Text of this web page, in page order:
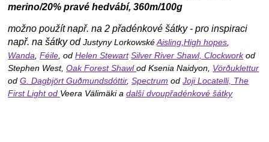
merino/20% pravé hedvábí, 360m/100g
možno použít např. na 2 přadénkové šátky - pro inspiraci
např. na šátky odJustyny LorkowskéAisling,High hopes,
Wanda,Féile, odHelen Stewart Silver River Shawl,Clockworkod
Stephen West,Oak Forest Shawlod Ksenia Naidyon, Vörðuklettur
odG. Dagbjört Guðmundsdóttir,Spectrum odJoji Locatelli, The
First Lightod Veera Välimäki adalší dvoupřadénkové šátky